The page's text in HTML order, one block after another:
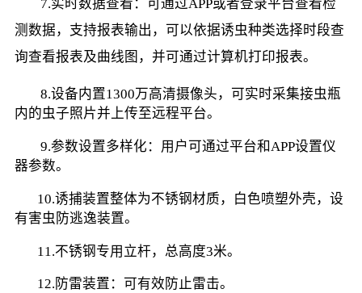
测数据，支持报表输出，可以依据诱虫种类选择时段查
询查看报表及曲线图，并可通过计算机打印报表。
内的虫子照片并上传至远程平台。
器参数。
有害虫防逃逸装置。
11.不锈钢专用立杆，总高度3米。
12.防雷装置：可有效防止雷击。